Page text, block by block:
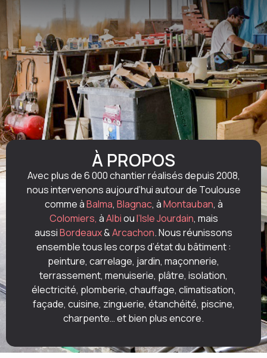
À PROPOS
Avec plus de 6 000 chantier réalisés depuis 2008,
nous intervenons aujourd’hui autour de Toulouse
comme àBalma, Blagnac, àMontauban, à
Colomiers, àAlbioul’Isle Jourdain, mais
aussiBordeaux&Arcachon. Nous réunissons
ensemble tous les corps d’état du bâtiment :
peinture, carrelage, jardin, maçonnerie,
terrassement, menuiserie, plâtre, isolation,
électricité, plomberie, chauffage, climatisation,
façade, cuisine, zinguerie, étanchéité, piscine,
charpente… et bien plus encore.